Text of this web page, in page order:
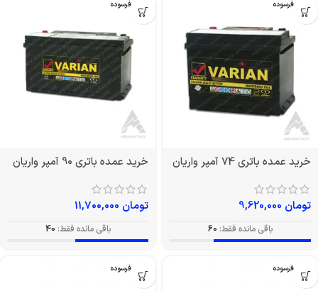
بدون فرسوده
خرید عمده باتری 74 آمپر واریان
تومان
باقی مانده فقط: 60
بدون فرسوده
خرید عمده باتری 90 آمپر واریان
تومان
باقی مانده فقط: 40
بدون فرسوده بدون فرسوده